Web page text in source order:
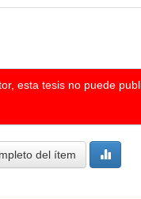
esta tesis no puede
del ítem